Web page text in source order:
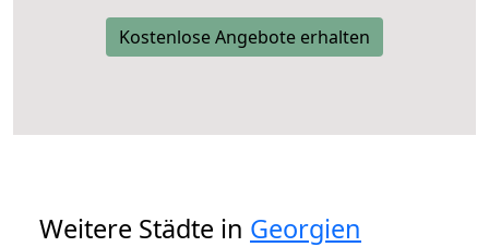
Kostenlose Angebote erhalten
Weitere Städte in Georgien